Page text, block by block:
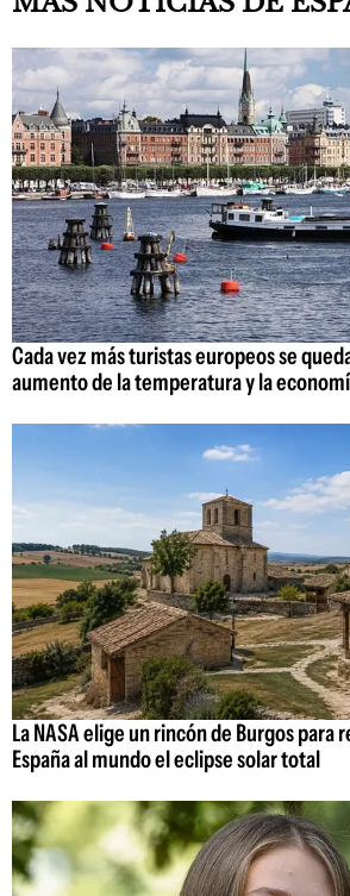
Cada vez más turistas europeos se
aumento de la temperatura y la
La NASA elige un rincón de Burgos
España al mundo el eclipse solar total